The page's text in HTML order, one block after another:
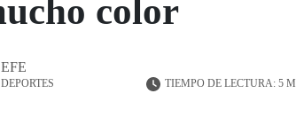
color
EFE
DEPORTES TIEMPO DE LECTURA: 5 M